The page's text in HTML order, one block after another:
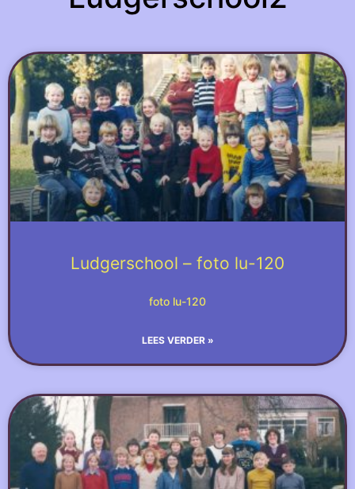
Ludgerschool – foto lu-120
foto lu-120
LEES VERDER »